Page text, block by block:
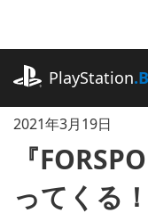
に
ッ
PlayStation
2021年3月19日
『
ってくる！